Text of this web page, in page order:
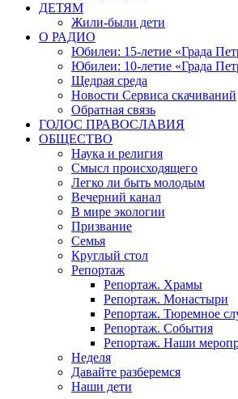
ДЕТЯМ
Жили-были дети
О РАДИО
Юбилеи: 15-летие «Града
Юбилеи: 10-летие «Града
Щедрая среда
Новости Сервиса скачиваний
Обратная связь
ГОЛОС ПРАВОСЛАВИЯ
ОБЩЕСТВО
Наука и религия
Смысл происходящего
Легко ли быть молодым
Вечерний канал
В мире экологии
Призвание
Семья
Круглый стол
Репортаж
Репортаж. Храмы
Репортаж. Монастыри
Репортаж. Тюремное
Репортаж. События
Репортаж. Наши
Неделя
Давайте разберемся
Наши дети